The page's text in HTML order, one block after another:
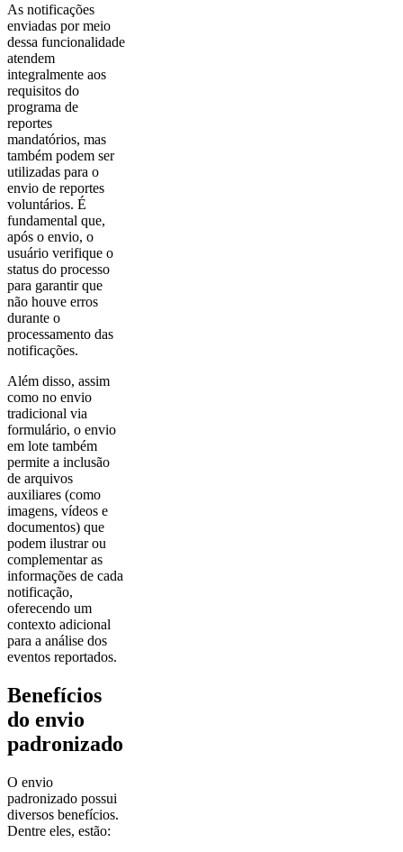
As notificações
enviadas por meio
dessa funcionalidade
atendem
integralmente aos
requisitos do
programa de
reportes
mandatórios, mas
também podem ser
utilizadas para o
envio de reportes
voluntários. É
fundamental que,
após o envio, o
usuário verifique o
status do processo
para garantir que
não houve erros
durante o
processamento das
notificações.
Além disso, assim
como no envio
tradicional via
formulário, o envio
em lote também
permite a inclusão
de arquivos
auxiliares (como
imagens, vídeos e
documentos) que
podem ilustrar ou
complementar as
informações de cada
notificação,
oferecendo um
contexto adicional
para a análise dos
eventos reportados.
Benefícios
do envio
padronizado
O envio
padronizado possui
diversos benefícios.
Dentre eles, estão: